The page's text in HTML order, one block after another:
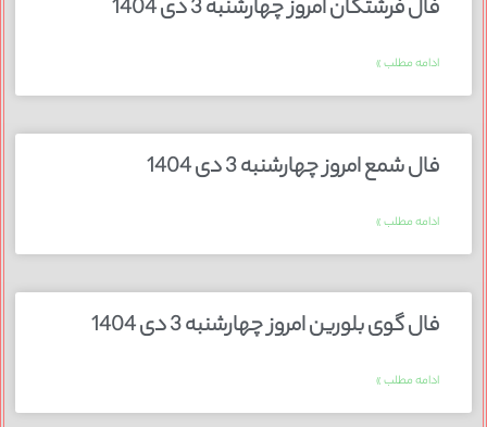
فال فرشتگان امروز چهارشنبه 3 دی 1404
ادامه مطلب »
فال شمع امروز چهارشنبه 3 دی 1404
ادامه مطلب »
فال گوی بلورین امروز چهارشنبه 3 دی 1404
ادامه مطلب »